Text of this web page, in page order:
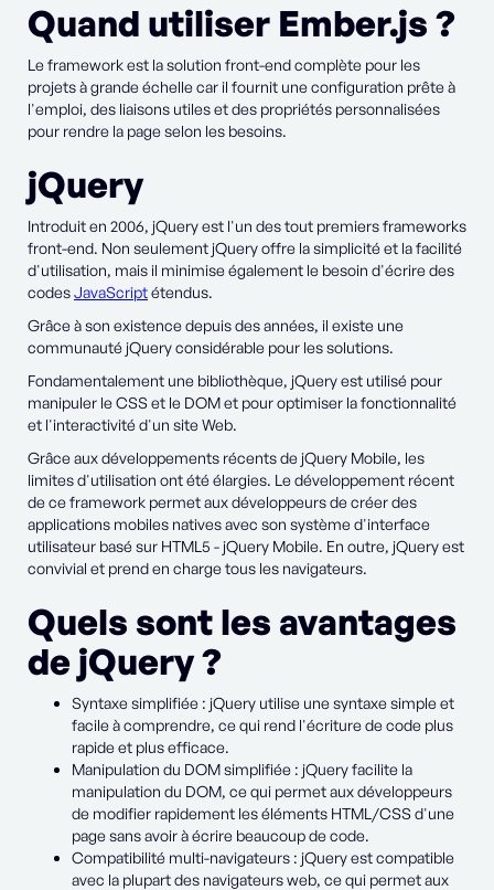
Quand utiliser Ember.js ?
Le framework est la solution front-end complète pour les
projets à grande échelle car il fournit une configuration prête à
l'emploi, des liaisons utiles et des propriétés personnalisées
pour rendre la page selon les besoins.
jQuery
Introduit en 2006, jQuery est l'un des tout premiers frameworks
front-end. Non seulement jQuery offre la simplicité et la facilité
d'utilisation, mais il minimise également le besoin d'écrire des
codesJavaScriptétendus.
Grâce à son existence depuis des années, il existe une
communauté jQuery considérable pour les solutions.
Fondamentalement une bibliothèque, jQuery est utilisé pour
manipuler le CSS et le DOM et pour optimiser la fonctionnalité
et l'interactivité d'un site Web.
Grâce aux développements récents de jQuery Mobile, les
limites d'utilisation ont été élargies. Le développement récent
de ce framework permet aux développeurs de créer des
applications mobiles natives avec son système d'interface
utilisateur basé sur HTML5 - jQuery Mobile. En outre, jQuery est
convivial et prend en charge tous les navigateurs.
Quels sont les avantages
de jQuery ?
Syntaxe simplifiée : jQuery utilise une syntaxe simple et
facile à comprendre, ce qui rend l'écriture de code plus
rapide et plus efficace.
Manipulation du DOM simplifiée : jQuery facilite la
manipulation du DOM, ce qui permet aux développeurs
de modifier rapidement les éléments HTML/CSS d'une
page sans avoir à écrire beaucoup de code.
Compatibilité multi-navigateurs : jQuery est compatible
avec la plupart des navigateurs web, ce qui permet aux